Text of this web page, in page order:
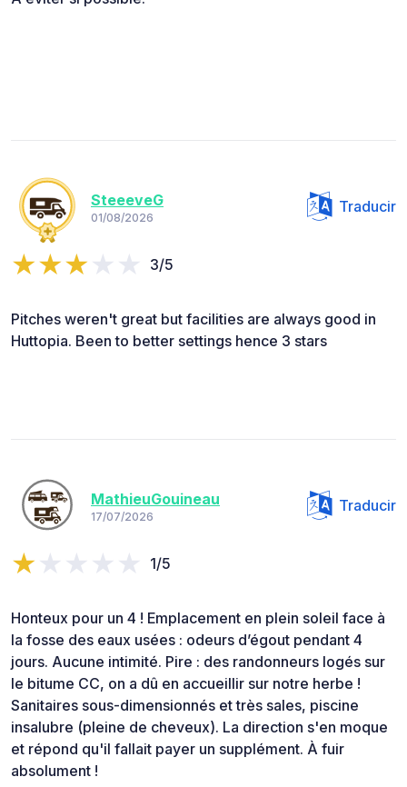
SteeeveG
01/08/2026
Traducir
3/5
Pitches weren't great but facilities are always good in
Huttopia. Been to better settings hence 3 stars
MathieuGouineau
17/07/2026
Traducir
1/5
Honteux pour un 4 ! Emplacement en plein soleil face à
la fosse des eaux usées : odeurs d’égout pendant 4
jours. Aucune intimité. Pire : des randonneurs logés sur
le bitume CC, on a dû en accueillir sur notre herbe !
Sanitaires sous-dimensionnés et très sales, piscine
insalubre (pleine de cheveux). La direction s'en moque
et répond qu'il fallait payer un supplément. À fuir
absolument !